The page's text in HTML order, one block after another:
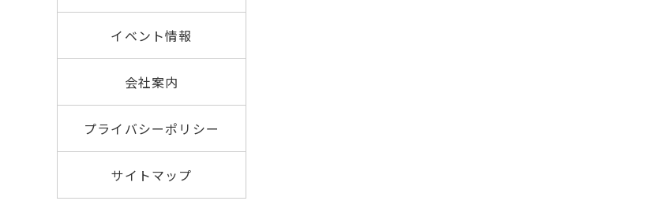
イベント情報
会社案内
プライバシーポリシー
サイトマップ